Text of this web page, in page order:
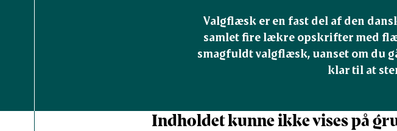
Valgflæsk er en fast del af den
samlet fire lækre opskrifter med
smagfuldt valgflæsk, uanset om du
klar til at
Indholdet kunne ikke vises på